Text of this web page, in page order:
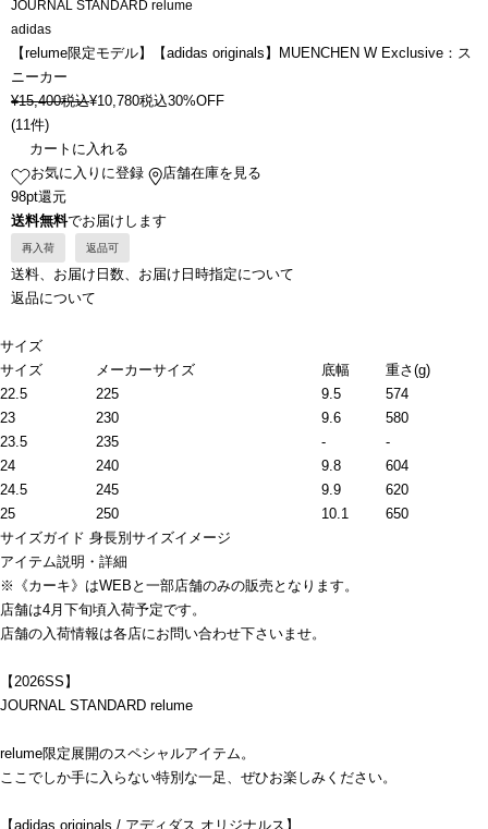
JOURNAL STANDARD relume
adidas
【relume限定モデル】【adidas originals】MUENCHEN W Exclusive：ス
ニーカー
¥15,400税込¥10,780税込30%OFF
(11件)
カートに入れる
お気に入りに登録
店舗在庫を見る
98pt還元
送料無料でお届けします
再入荷 返品可
送料、お届け日数、お届け日時指定について
返品について
サイズ
サイズ
メーカーサイズ 底幅
重さ(g)
22.5
225 9.5
574
23
230 9.6
580
23.5
235 -
-
24
240 9.8
604
24.5
245 9.9
620
25
250 10.1
650
サイズガイド 身長別サイズイメージ
アイテム説明・詳細
※《カーキ》はWEBと一部店舗のみの販売となります。
店舗は4月下旬頃入荷予定です。
店舗の入荷情報は各店にお問い合わせ下さいませ。
【2026SS】
JOURNAL STANDARD relume
relume限定展開のスペシャルアイテム。
ここでしか手に入らない特別な一足、ぜひお楽しみください。
【adidas originals / アディダス オリジナルス】